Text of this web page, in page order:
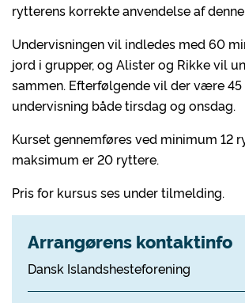
rytterens korrekte anvendelse af
Undervisningen vil indledes med 60
jord i grupper, og Alister og Rikke vil
sammen. Efterfølgende vil der være
undervisning både tirsdag og onsdag.
Kurset gennemføres ved minimum 12
maksimum er 20 ryttere.
Pris for kursus ses under tilmelding.
Arrangørens kontaktinfo
Dansk Islandshesteforening